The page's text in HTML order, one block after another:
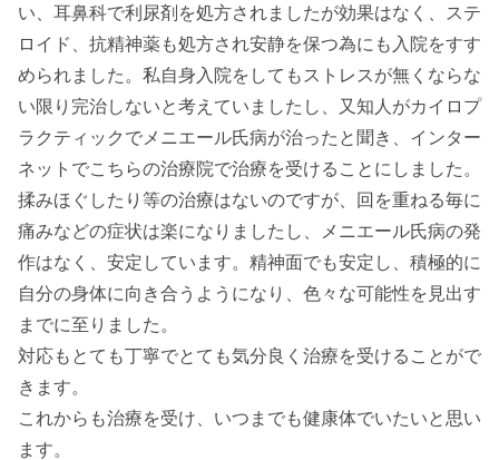
い、耳鼻科で利尿剤を処方されましたが効果はなく、ステ
ロイド、抗精神薬も処方され安静を保つ為にも入院をすす
められました。私自身入院をしてもストレスが無くならな
い限り完治しないと考えていましたし、又知人がカイロプ
ラクティックでメニエール氏病が治ったと聞き、インター
ネットでこちらの治療院で治療を受けることにしました。
揉みほぐしたり等の治療はないのですが、回を重ねる毎に
痛みなどの症状は楽になりましたし、メニエール氏病の発
作はなく、安定しています。精神面でも安定し、積極的に
自分の身体に向き合うようになり、色々な可能性を見出す
までに至りました。
対応もとても丁寧でとても気分良く治療を受けることがで
きます。
これからも治療を受け、いつまでも健康体でいたいと思い
ます。